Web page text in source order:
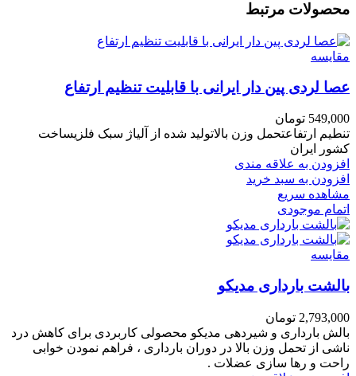
محصولات مرتبط
مقایسه
عصا لردی پین دار ایرانی با قابلیت تنظیم ارتفاع
549,000 تومان
تنطیم ارتفاعتحمل وزن بالاتولید شده از آلیاژ سبک فلزیساخت
کشور ایران
افزودن به علاقه مندی
افزودن به سبد خرید
مشاهده سریع
اتمام موجودی
مقایسه
بالشت بارداری مدیکو
2,793,000 تومان
بالش بارداری و شیردهی مدیکو محصولی کاربردی برای کاهش درد
ناشی از تحمل وزن بالا در دوران بارداری ، فراهم نمودن خوابی
راحت و رها سازی عضلات .